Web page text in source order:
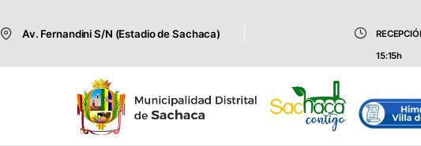
Av. Fernandini S/N (Estadio de Sachaca)
15:15h